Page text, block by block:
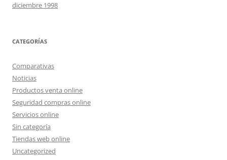
diciembre 1998
CATEGORÍAS
Comparativas
Noticias
Productos venta online
Seguridad compras online
Servicios online
Sin categoría
Tiendas web online
Uncategorized